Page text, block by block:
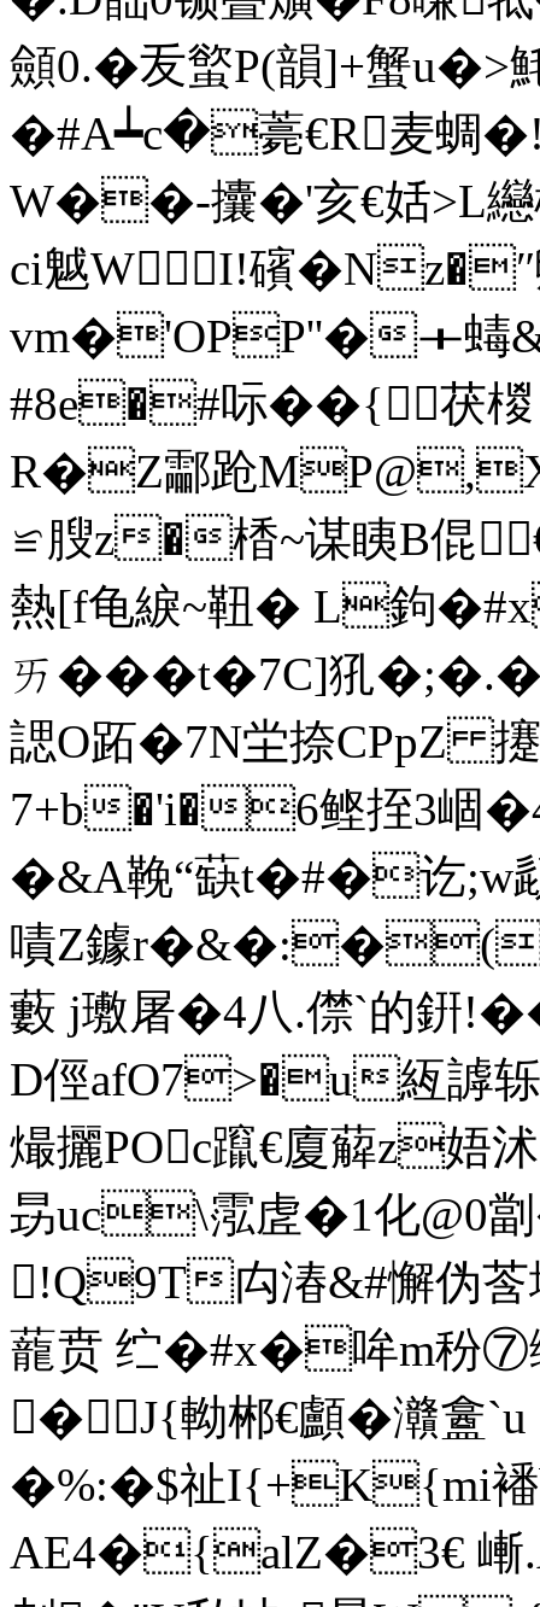
顩0.� 叐螸P(韻]+蟹u�>
�#A┷c�薧€R麦蜩�!
W��-攮�'亥€姡>L纞
ci魆WI!礗�
vm�'OPP''�＋蝳
#8e�#呩��{
R�Z酃跄
≌膄z�楿~谋眱B倱
熱 [f龟綟~靵� L鉤
ㄞ���t�7C]犼
諰O跖�7N坣捺CPpZ
7+b�'i�6鲣挃 3
�&A鞔“蒛t�#�讫;w
嘖Z鐻
藪 j璷屠�4八.僸`的銒!
D俓afO7>�u絚謼轹}
熶攦POc躥€廈薢z
昮uc\霐虗�1化@0
!Q9T禸湷&#懈伪
蘢贲 纻�#x�哞m秎
�J{軪郴€顱�灨盫
�%:�$祉I{+K{mi襎
AE4�{alZ�3€ 嶃